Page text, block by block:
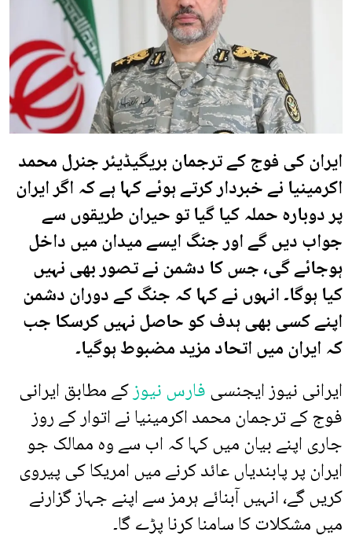
ایران کی فوج کے ترجمان بریگیڈیئر جنرل محمد
اکرمینیا نے خبردار کرتے ہوئے کہا ہے کہ اگر ایران
پر دوبارہ حملہ کیا گیا تو حیران طریقوں سے
جواب دیں گے اور جنگ ایسے میدان میں داخل
ہوجائے گی، جس کا دشمن نے تصور بھی نہیں
کیا ہوگا۔ انہوں نے کہا کہ جنگ کے دوران دشمن
اپنے کسی بھی ہدف کو حاصل نہیں کرسکا جب
کہ ایران میں اتحاد مزید مضبوط ہوگیا۔
ایرانی نیوز ایجنسیفارس نیوزکے مطابق ایرانی
فوج کے ترجمان محمد اکرمینیا نے اتوار کے روز
جاری اپنے بیان میں کہا کہ اب سے وہ ممالک جو
ایران پر پابندیاں عائد کرنے میں امریکا کی پیروی
کریں گے، انہیں آبنائے ہرمز سے اپنے جہاز گزارنے
میں مشکلات کا سامنا کرنا پڑے گا۔